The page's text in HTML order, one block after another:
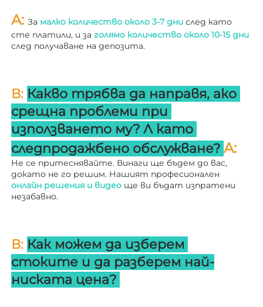
A: За малко количество около 3-7 дни след като
сте платили, и за
след получаване на депозита.
В: Какво трябва да направя, ако
срещна проблеми при
използването му? Л като
следпродажбено обслужване?
Не се притеснявайте. Винаги ще бъдем до вас,
онлайн решения и видео ще ви бъдат изпратени
незабавно.
В: Как можем да изберем
стоките и да разберем най-
ниската цена?